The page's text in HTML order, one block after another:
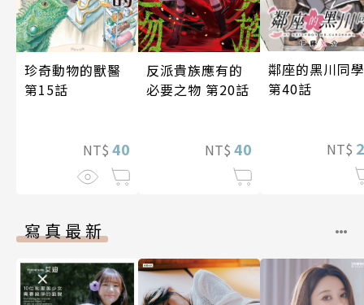
珍奇動物的獸醫
第15話
NT$ 40
反派貴族應有的
必要之物 第20話
NT$ 40
鄰座的黑川同學
第40話
NT$
寫真最新